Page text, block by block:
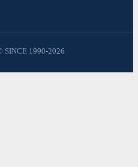
SINCE 1990-2026